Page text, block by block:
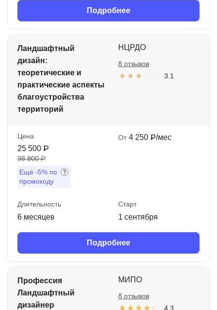
Подробнее
Ландшафтный
дизайн:
теоретические и
практические аспекты
благоустройства
территорий
НЦРДО
3.1
8 отзывов
Цена
25 500 ₽
38 800 ₽
Ещё -5% по
промокоду
От 4 250 ₽/мес
Длительность
6 месяцев
Старт
1 сентября
Подробнее
Профессия
Ландшафтный
дизайнер
МИПО
4.3
8 отзывов